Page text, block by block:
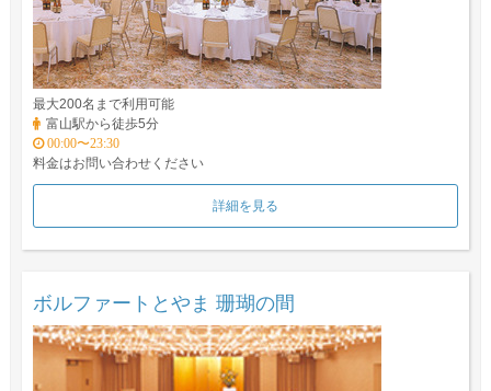
最大200名まで利用可能
富山駅から徒歩5分
00:00〜23:30
料金はお問い合わせください
詳細を見る
ボルファートとやま 珊瑚の間